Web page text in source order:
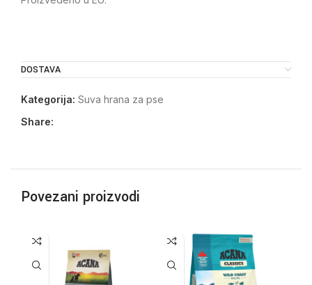
DOSTAVA
Kategorija: Suva hrana za pse
Share:
Povezani proizvodi